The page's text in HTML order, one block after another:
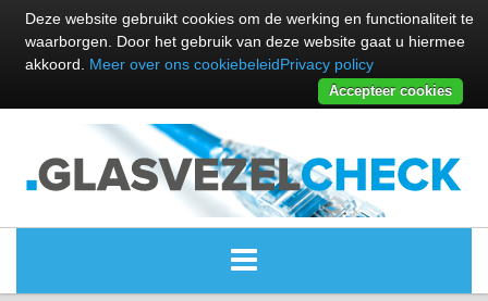
Deze website gebruikt cookies om de werking en functionaliteit te
waarborgen. Door het gebruik van deze website gaat u hiermee
akkoord. Meer over ons cookiebeleidPrivacy policy
Accepteer cookies